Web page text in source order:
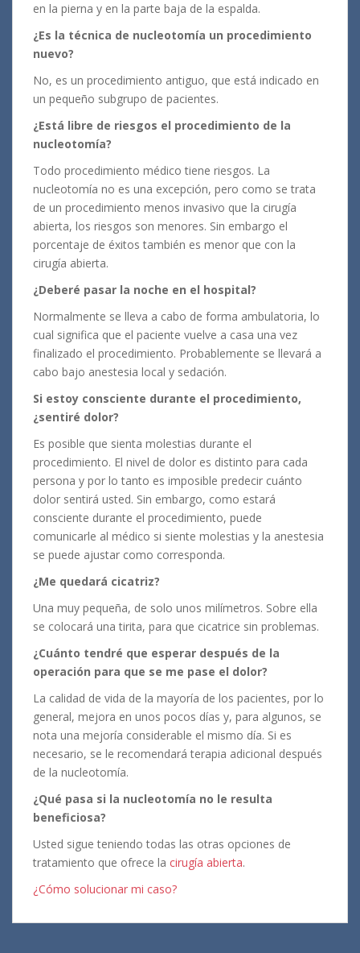
en la pierna y en la parte baja de la espalda.
¿Es la técnica de nucleotomía un procedimiento
nuevo?
No, es un procedimiento antiguo, que está indicado en
un pequeño subgrupo de pacientes.
¿Está libre de riesgos el procedimiento de la
nucleotomía?
Todo procedimiento médico tiene riesgos. La
nucleotomía no es una excepción, pero como se trata
de un procedimiento menos invasivo que la cirugía
abierta, los riesgos son menores. Sin embargo el
porcentaje de éxitos también es menor que con la
cirugía abierta.
¿Deberé pasar la noche en el hospital?
Normalmente se lleva a cabo de forma ambulatoria, lo
cual significa que el paciente vuelve a casa una vez
finalizado el procedimiento. Probablemente se llevará a
cabo bajo anestesia local y sedación.
Si estoy consciente durante el procedimiento,
¿sentiré dolor?
Es posible que sienta molestias durante el
procedimiento. El nivel de dolor es distinto para cada
persona y por lo tanto es imposible predecir cuánto
dolor sentirá usted. Sin embargo, como estará
consciente durante el procedimiento, puede
comunicarle al médico si siente molestias y la anestesia
se puede ajustar como corresponda.
¿Me quedará cicatriz?
Una muy pequeña, de solo unos milímetros. Sobre ella
se colocará una tirita, para que cicatrice sin problemas.
¿Cuánto tendré que esperar después de la
operación para que se me pase el dolor?
La calidad de vida de la mayoría de los pacientes, por lo
general, mejora en unos pocos días y, para algunos, se
nota una mejoría considerable el mismo día. Si es
necesario, se le recomendará terapia adicional después
de la nucleotomía.
¿Qué pasa si la nucleotomía no le resulta
beneficiosa?
Usted sigue teniendo todas las otras opciones de
tratamiento que ofrece la cirugía abierta.
¿Cómo solucionar mi caso?